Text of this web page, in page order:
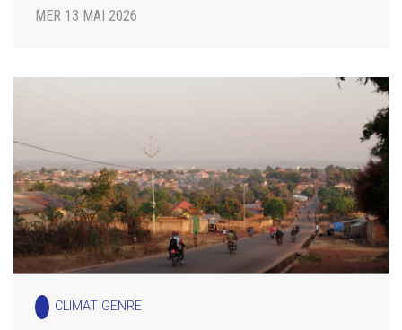
MER 13 MAI 2026
CLIMAT GENRE